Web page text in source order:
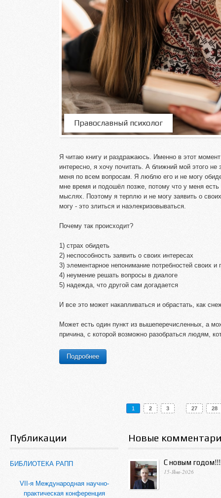
Православный психолог
Я читаю книгу и раздражаюсь. Именно в этот
интересно, я хочу почитать. А ближний мой этого
меня по всем вопросам. Я люблю его и не могу
мне время и подошёл позже, потому что у меня есть
мыслях. Поэтому я терплю и не могу заявить о
могу - это злиться и наэлекризовываться.
Почему так происходит?
1) страх обидеть
2) неспособность заявить о своих интересах
3) элементарное непонимание потребностей своих и
4) неумение решать вопросы в диалоге
5) надежда, что другой сам догадается
И все это может накапливаться и обрастать, как
Может есть один пункт из вышеперечисленных, а
причина, с которой возможно разобраться людям,
Подробнее
1 2 3 27 28
Публикации
БИБЛИОТЕКА РАПП
VII-я Международная научно-
практическая конференция
Новые
С новым годом!!!
15-Янв-2026